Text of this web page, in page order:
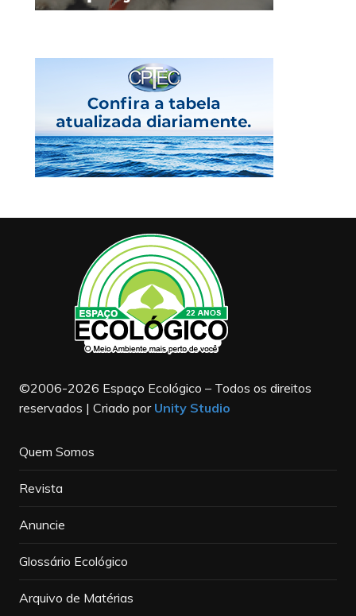
©2006-2026 Espaço Ecológico – Todos os direitos
reservados | Criado por Unity Studio
Quem Somos
Revista
Anuncie
Glossário Ecológico
Arquivo de Matérias